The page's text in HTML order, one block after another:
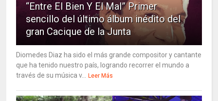
“Entre El Bien Y El Mal” Primer
sencillo del último álbum inédito del
gran Cacique de la Junta
Diomedes Diaz ha sido el más grande compositor y cantante
que ha tenido nuestro país, logrando recorrer el mundo a
través de su música v... Leer Más